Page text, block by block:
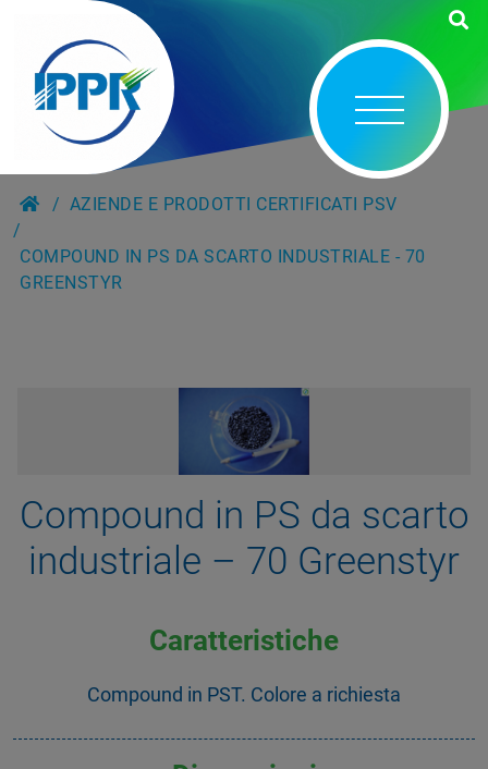
AZIENDE E PRODOTTI CERTIFICATI PSV
COMPOUND IN PS DA SCARTO INDUSTRIALE - 70
GREENSTYR
Compound in PS da scarto
industriale – 70 Greenstyr
Caratteristiche
Compound in PST. Colore a richiesta